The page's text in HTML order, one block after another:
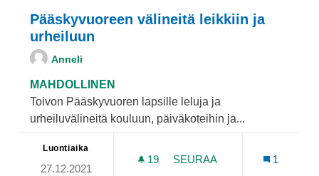
Pääskyvuoreen välineitä leikkiin ja
urheiluun
Anneli
MAHDOLLINEN
Toivon Pääskyvuoren lapsille leluja ja
urheiluvälineitä kouluun, päiväkoteihin ja...
Luontiaika
27.12.2021
19 19 SEURAAJAA
SEURAA
1